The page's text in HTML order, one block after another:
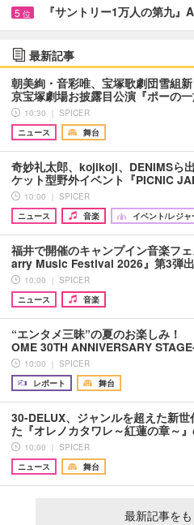
5 位 『サントリー1万人の第九
最新記事
朝美絢・音彩唯、宝塚歌劇団雪組
京宝塚劇場お披露目公演『ポーの
10:30 ｜ SPICER
ニュース
舞台
奇妙礼太郎、kojikoji、DENIMSら
ケット型野外イベント『PICNIC
10:00 ｜ SPICER
ニュース
音楽 イベント/レジャ
福井で開催のキャンプイン音楽フ
arry Music Festival 2026』第3弾
10:00 ｜ SPICER
ニュース
音楽
“エンタメ三昧”の夏のお楽しみ！
OME 30TH ANNIVERSARY
10:00 ｜ SPICER
レポート
舞台
30-DELUX、ジャンルを超えた新
た『オレノカタワレ～紅蓮の章～
10:00 ｜ SPICER
ニュース
舞台
最新記事を